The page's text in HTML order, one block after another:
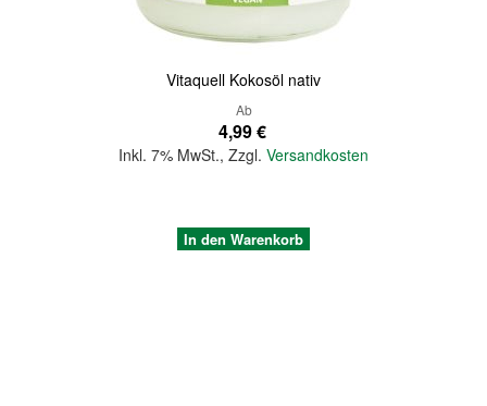
Vitaquell Kokosöl nativ
Ab
4,99 €
Inkl. 7% MwSt., Zzgl. Versandkosten
In den Warenkorb